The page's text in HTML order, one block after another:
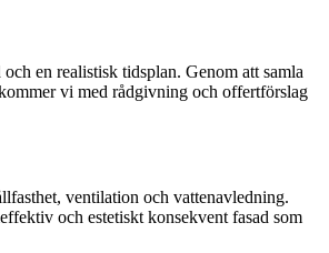
en realistisk tidsplan. Genom att samla
vi med rådgivning och offertförslag
ventilation och vattenavledning.
och estetiskt konsekvent fasad som